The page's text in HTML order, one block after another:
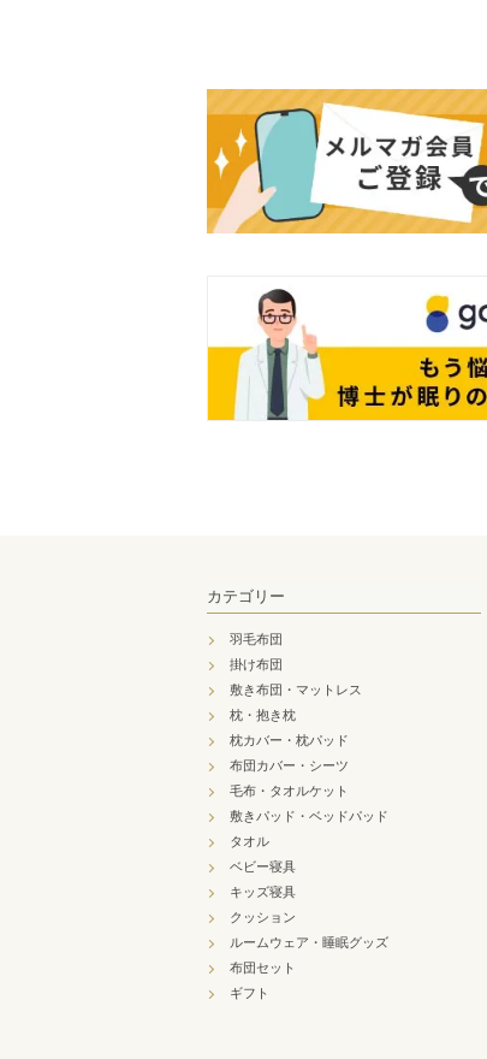
カテゴリー
羽毛布団
掛け布団
敷き布団・マットレス
枕・抱き枕
枕カバー・枕パッド
布団カバー・シーツ
毛布・タオルケット
敷きパッド・ベッドパッド
タオル
ベビー寝具
キッズ寝具
クッション
ルームウェア・睡眠グッズ
布団セット
ギフト